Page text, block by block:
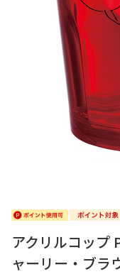
アクリルコップ
ャーリー・ブラ